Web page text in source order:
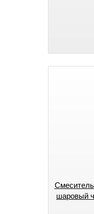
шаровый